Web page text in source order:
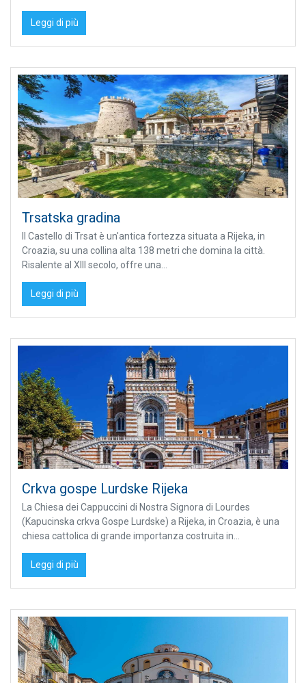
Leggi di più
Trsatska gradina
Il Castello di Trsat è un'antica fortezza situata a Rijeka, in
Croazia, su una collina alta 138 metri che domina la città.
Risalente al XIII secolo, offre una...
Leggi di più
Crkva gospe Lurdske Rijeka
La Chiesa dei Cappuccini di Nostra Signora di Lourdes
(Kapucinska crkva Gospe Lurdske) a Rijeka, in Croazia, è una
chiesa cattolica di grande importanza costruita in...
Leggi di più